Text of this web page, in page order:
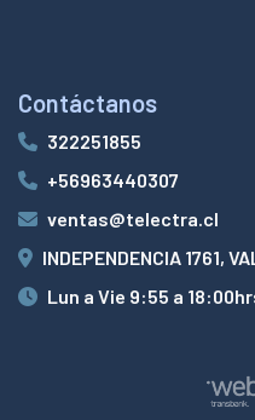
Contáctanos
322251855
+56963440307
ventas@telectra.cl
INDEPENDENCIA 1761,
Lun a Vie 9:55 a